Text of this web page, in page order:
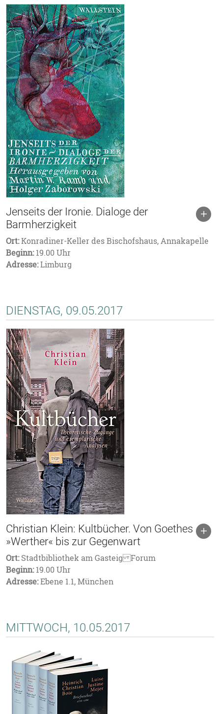
Jenseits der Ironie. Dialoge der
Barmherzigkeit
Ort:Konradiner-Keller des Bischofshaus, Annakapelle
Beginn:19.00 Uhr
Adresse:Limburg
DIENSTAG, 09.05.2017
Christian Klein: Kultbücher. Von Goethes
»Werther« bis zur Gegenwart
Ort:Stadtbibliothek am Gasteig Forum
Beginn:19.00 Uhr
Adresse:Ebene 1.1, München
MITTWOCH, 10.05.2017